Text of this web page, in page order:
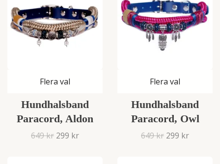
Flera val
Hundhalsband
Paracord, Aldon
649 kr 299 kr
Flera val
Hundhalsband
Paracord, Owl
649 kr 299 kr